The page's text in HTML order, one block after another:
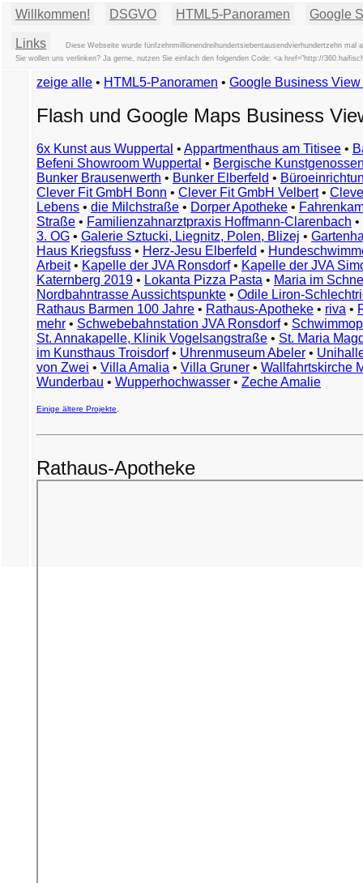
Willkommen! DSGVO HTML5-Panoramen Google
Links
Diese Webseite wurde fünfzehnmillionendreihundertsiebentausendvierhundertzehn
Sie wollen uns verlinken? Ja gerne, nutzen Sie einfach den folgenden Code: <a href="http://
zeige alle • HTML5-Panoramen • Google Business
Flash und Google Maps Business
6x Kunst aus Wuppertal • Appartmenthaus am Titisee •
Befeni Showroom Wuppertal • Bergische
Bunker Brausenwerth • Bunker Elberfeld •
Clever Fit GmbH Bonn • Clever Fit GmbH Velbert•
Lebens • die Milchstraße • Dorper Apotheke •
Straße • Familienzahnarztpraxis Hoffmann-Clarenbach •
3. OG • Galerie Sztucki, Liegnitz, Polen, Blizej •
Haus Kriegsfuss • Herz-Jesu Elberfeld •
Arbeit• Kapelle der JVA Ronsdorf• Kapelle der JVA
Katernberg 2019 • Lokanta Pizza Pasta • Maria im
Nordbahntrasse Aussichtspunkte • Odile Liron-
Rathaus Barmen 100 Jahre • Rathaus-Apotheke • riva •
mehr • Schwebebahnstation JVA Ronsdorf•
St. Annakapelle, Klinik Vogelsangstraße • St. Maria
im Kunsthaus Troisdorf• Uhrenmuseum Abeler •
von Zwei • Villa Amalia • Villa Gruner • Wallfahrtskirche
Wunderbau • Wupperhochwasser • Zeche Amalie
Einige ältere Projekte
Rathaus-Apotheke